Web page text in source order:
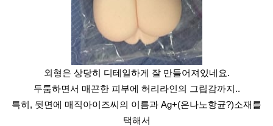
외형은 상당히 디테일하게 잘 만들어져있네요.
두툼하면서 매끈한 피부에 허리라인의 그립감까지..
특히, 뒷면에 매직아이즈씨의 이름과 Ag+(은나노항균?)소재를
택해서